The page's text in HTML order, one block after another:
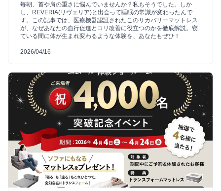
毎朝、首や肩の重さに悩んでいませんか？私もそうでした。しか
し、REVERIA(リヴェリア)と出会って睡眠の常識が変わったんで
す。この記事では、医療機器認証されたこのリカバリーマットレス
が、なぜあなたの血行促進とコリ改善に役立つのかを徹底解説。寝
ている間に体が生まれ変わるような体験を、あなたもぜひ！
2026/04/16